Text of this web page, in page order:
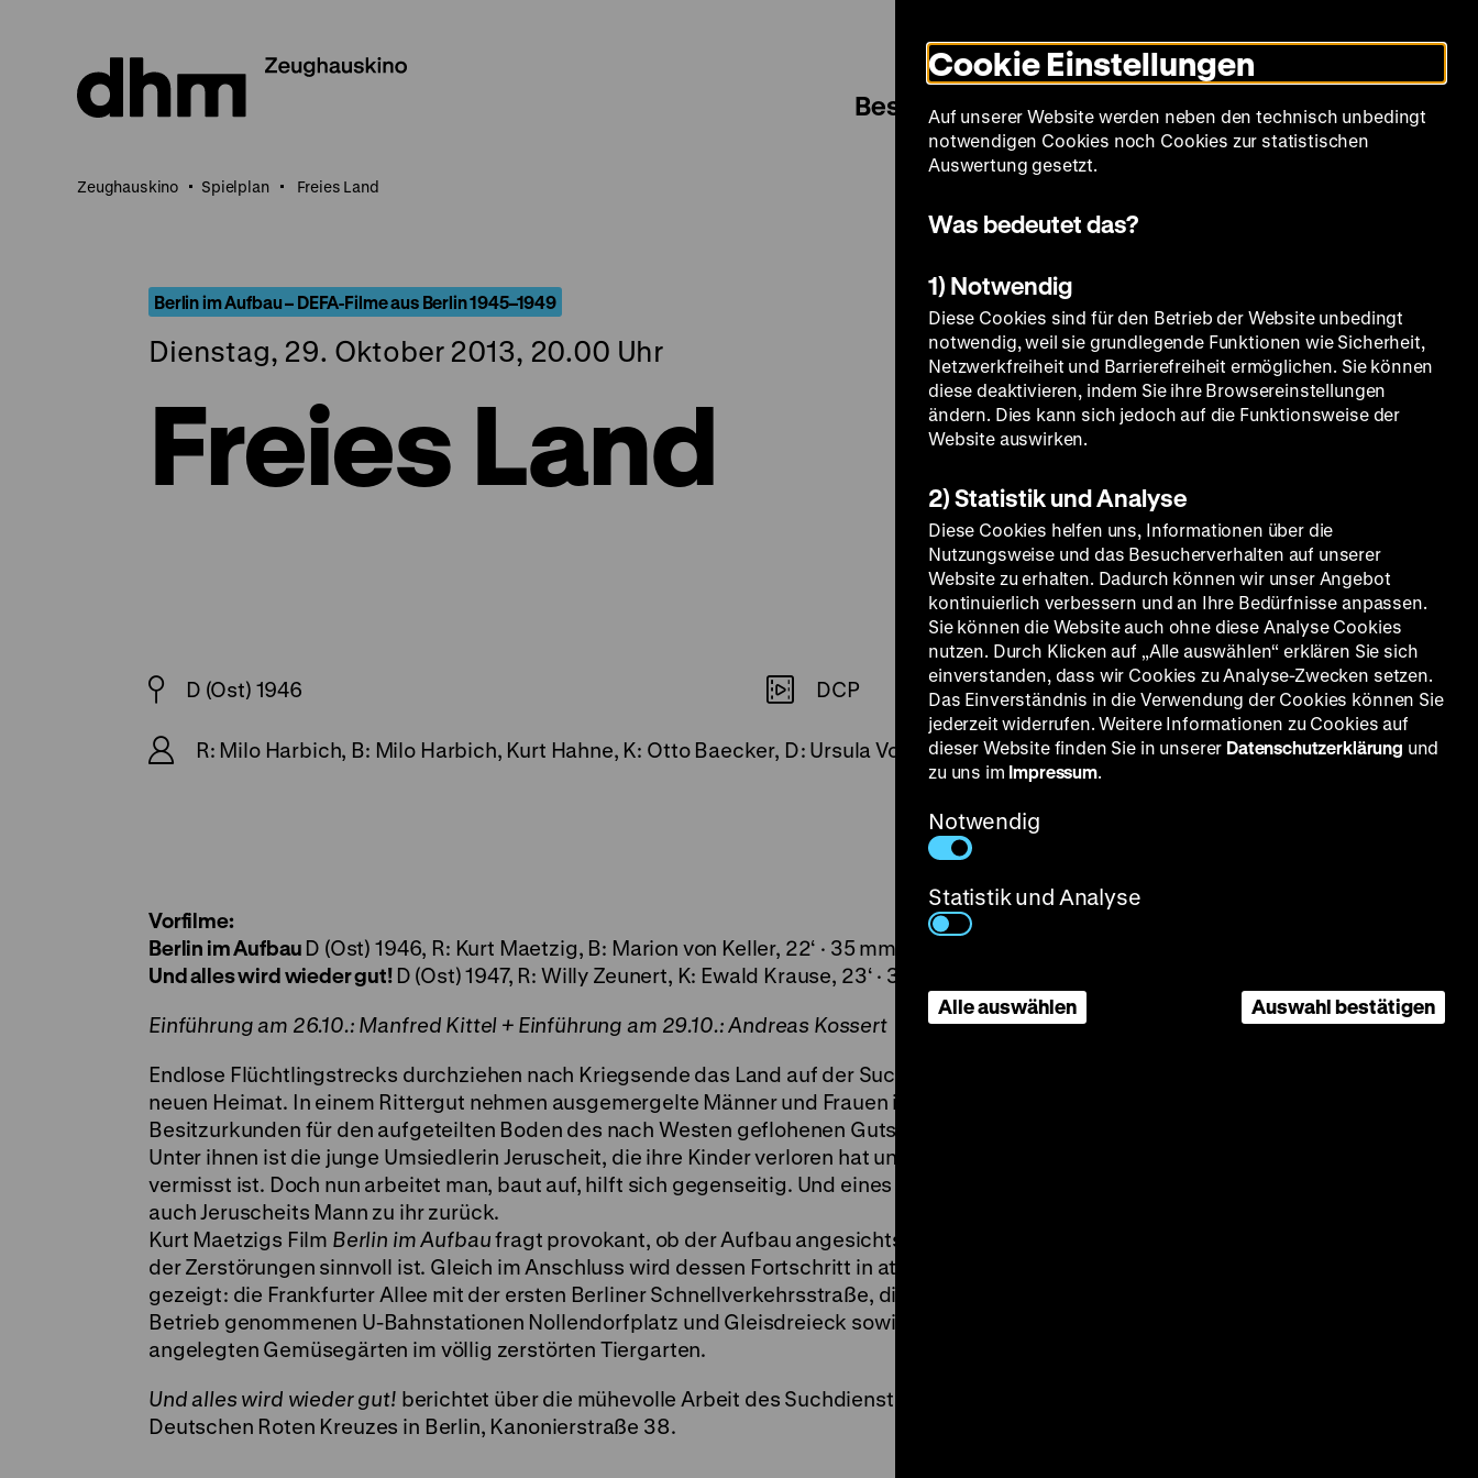
Seiteninhalt
springen
Modus
umschalten
Sprache
Besuch Spielplan Filmreihen Über uns
Zeughauskino Spielplan Freies Land
Berlin im Aufbau – DEFA-Filme aus Berlin 1945–1949
Dienstag, 29. Oktober 2013, 20.00 Uhr
Freies Land
D (Ost) 1946 DCP
R: Milo Harbich, B: Milo Harbich, Kurt Hahne, K: Otto Baecker, D: Ursula Voß, Fritz Wagner, Herbert Wilk, 75‘
Vorfilme:
Berlin im Aufbau D (Ost) 1946, R: Kurt Maetzig, B: Marion von Keller, 22‘ · 35 mm
Und alles wird wieder gut! D (Ost) 1947, R: Willy Zeunert, K: Ewald Krause, 23‘ · 35 mm
Einführung am 26.10.: Manfred Kittel + Einführung am 29.10.: Andreas Kossert
Endlose Flüchtlingstrecks durchziehen nach Kriegsende das Land auf der Suche nach einer
neuen Heimat. In einem Rittergut nehmen ausgemergelte Männer und Frauen ihre
Besitzurkunden für den aufgeteilten Boden des nach Westen geflohenen Gutsherrn entgegen.
Unter ihnen ist die junge Umsiedlerin Jeruscheit, die ihre Kinder verloren hat und deren Mann
vermisst ist. Doch nun arbeitet man, baut auf, hilft sich gegenseitig. Und eines Tages findet
auch Jeruscheits Mann zu ihr zurück.
Kurt Maetzigs Film Berlin im Aufbaufragt provokant, ob der Aufbau angesichts des Ausmaßes
der Zerstörungen sinnvoll ist. Gleich im Anschluss wird dessen Fortschritt in atemlosem Tempo
gezeigt: die Frankfurter Allee mit der ersten Berliner Schnellverkehrsstraße, die wieder in
Betrieb genommenen U-Bahnstationen Nollendorfplatz und Gleisdreieck sowie die privat
angelegten Gemüsegärten im völlig zerstörten Tiergarten.
Und alles wird wieder gut! berichtet über die mühevolle Arbeit des Suchdienstes des
Deutschen Roten Kreuzes in Berlin, Kanonierstraße 38.
Cookie Einstellungen
Auf unserer Website werden neben den technisch unbedingt
notwendigen Cookies noch Cookies zur statistischen
Auswertung gesetzt.
Was bedeutet das?
1) Notwendig
Diese Cookies sind für den Betrieb der Website unbedingt
notwendig, weil sie grundlegende Funktionen wie Sicherheit,
Netzwerkfreiheit und Barrierefreiheit ermöglichen. Sie können
diese deaktivieren, indem Sie ihre Browsereinstellungen
ändern. Dies kann sich jedoch auf die Funktionsweise der
Website auswirken.
2) Statistik und Analyse
Diese Cookies helfen uns, Informationen über die
Nutzungsweise und das Besucherverhalten auf unserer
Website zu erhalten. Dadurch können wir unser Angebot
kontinuierlich verbessern und an Ihre Bedürfnisse anpassen.
Sie können die Website auch ohne diese Analyse Cookies
nutzen. Durch Klicken auf „Alle auswählen“ erklären Sie sich
einverstanden, dass wir Cookies zu Analyse-Zwecken setzen.
Das Einverständnis in die Verwendung der Cookies können Sie
jederzeit widerrufen. Weitere Informationen zu Cookies auf
dieser Website finden Sie in unserer Datenschutzerklärung und
zu uns im Impressum.
Notwendig
Statistik und Analyse
Alle auswählen Auswahl bestätigen